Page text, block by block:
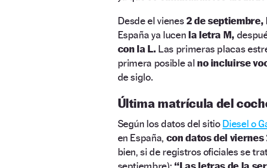
Desde el vienes 2 de septiembre,
España ya lucen la letra M,
con la L. Las primeras placas
primera posible al no incluirse
de siglo.
Última matrícula del
Según los datos del sitio Diesel o
en España, con datos del
bien, si de registros oficiales se